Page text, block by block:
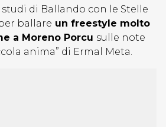
di Ballando con le Stelle
ballare un freestyle molto
a Moreno Porcu sulle note
anima” di Ermal Meta.